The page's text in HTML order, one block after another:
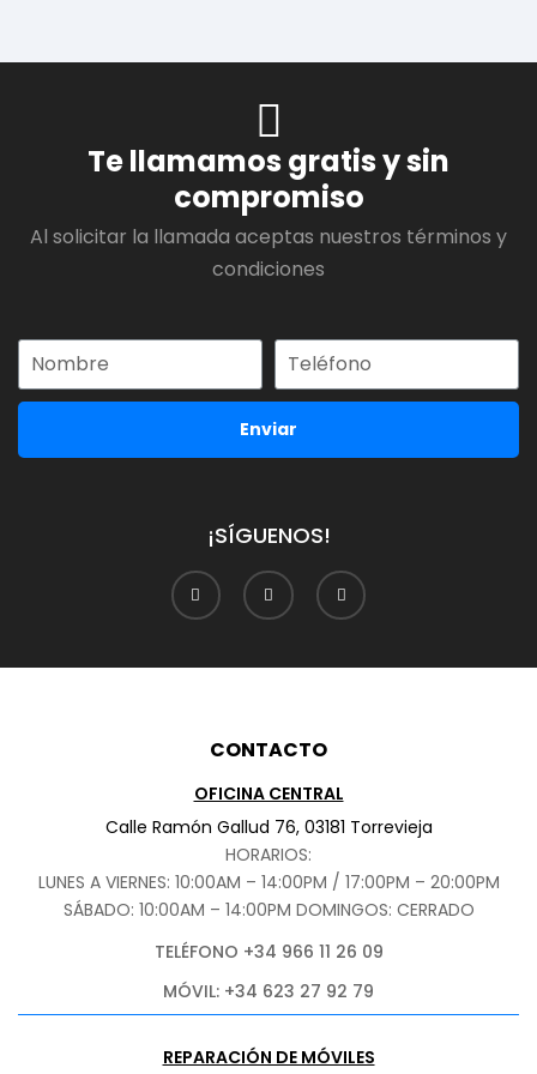
Te llamamos gratis y sin
compromiso
Al solicitar la llamada aceptas nuestros términos y
condiciones
Enviar
¡SÍGUENOS!
CONTACTO
OFICINA CENTRAL
Calle Ramón Gallud 76, 03181 Torrevieja
HORARIOS:
LUNES A VIERNES: 10:00AM – 14:00PM / 17:00PM – 20:00PM
SÁBADO: 10:00AM – 14:00PM DOMINGOS: CERRADO
TELÉFONO +34 966 11 26 09
MÓVIL: +34 623 27 92 79
REPARACIÓN DE MÓVILES